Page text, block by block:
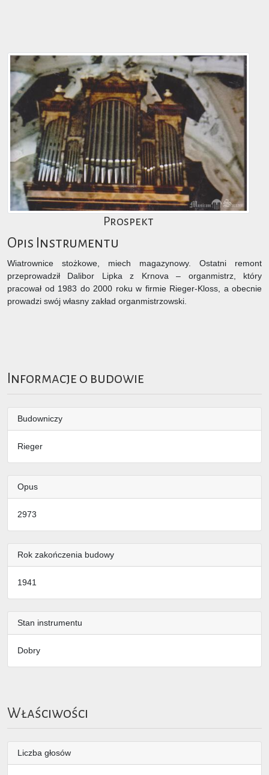
Prospekt
Opis Instrumentu
Wiatrownice stożkowe, miech magazynowy. Ostatni remont
przeprowadził Dalibor Lipka z Krnova – organmistrz, który
pracował od 1983 do 2000 roku w firmie Rieger-Kloss, a obecnie
prowadzi swój własny zakład organmistrzowski.
Informacje o budowie
Budowniczy
Rieger
Opus
2973
Rok zakończenia budowy
1941
Stan instrumentu
Dobry
Właściwości
Liczba głosów